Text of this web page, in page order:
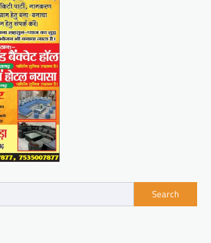
Search